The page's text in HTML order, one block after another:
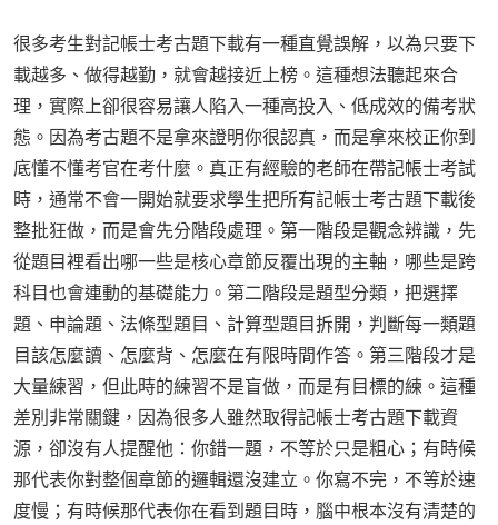
很多考生對記帳士考古題下載有一種直覺誤解，以為只要下
載越多、做得越勤，就會越接近上榜。這種想法聽起來合
理，實際上卻很容易讓人陷入一種高投入、低成效的備考狀
態。因為考古題不是拿來證明你很認真，而是拿來校正你到
底懂不懂考官在考什麼。真正有經驗的老師在帶記帳士考試
時，通常不會一開始就要求學生把所有記帳士考古題下載後
整批狂做，而是會先分階段處理。第一階段是觀念辨識，先
從題目裡看出哪一些是核心章節反覆出現的主軸，哪些是跨
科目也會連動的基礎能力。第二階段是題型分類，把選擇
題、申論題、法條型題目、計算型題目拆開，判斷每一類題
目該怎麼讀、怎麼背、怎麼在有限時間作答。第三階段才是
大量練習，但此時的練習不是盲做，而是有目標的練。這種
差別非常關鍵，因為很多人雖然取得記帳士考古題下載資
源，卻沒有人提醒他：你錯一題，不等於只是粗心；有時候
那代表你對整個章節的邏輯還沒建立。你寫不完，不等於速
度慢；有時候那代表你在看到題目時，腦中根本沒有清楚的